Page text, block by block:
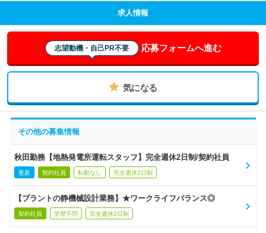
求人情報
志望動機・自己PR不要 応募フォームへ進む
気になる
その他の募集情報
秋田勤務【地熱発電所運転スタッフ】完全週休2日制/契約社員
更新 契約社員 転勤なし 完全週休2日制
【プラントの静機械設計業務】★ワークライフバランス◎
契約社員 学歴不問 完全週休2日制